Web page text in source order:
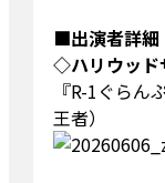
■出演者詳細
◇ハリウッド
『R-1ぐら
王者）